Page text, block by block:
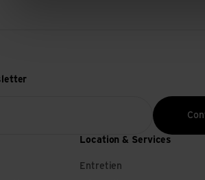
Location & Services
Entretien